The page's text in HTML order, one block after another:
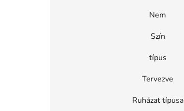
Nem
Szín
típus
Tervezve
Ruházat típusa